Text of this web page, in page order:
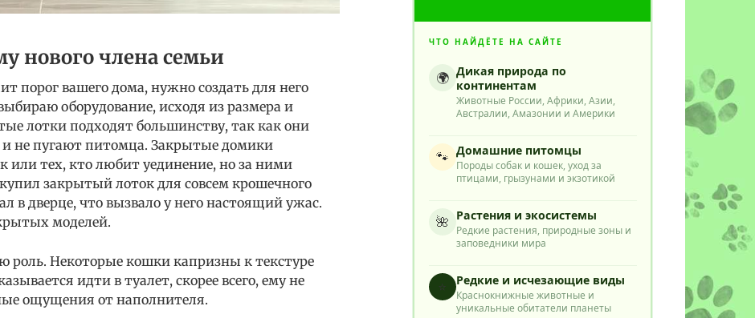
нового члена семьи
порог вашего дома, нужно создать для него
оборудование, исходя из размера и
лотки подходят большинству, так как они
не пугают питомца. Закрытые домики
или тех, кто любит уединение, но за ними
закрытый лоток для совсем крошечного
в дверце, что вызвало у него настоящий ужас.
моделей.
роль. Некоторые кошки капризны к текстуре
идти в туалет, скорее всего, ему не
ощущения от наполнителя.
ЧТО НАЙДЁТЕ НА САЙТЕ
🌍 Дикая природа по
континентам
Животные России, Африки, Азии,
Австралии, Амазонии и Америки
🐾 Домашние питомцы
Породы собак и кошек, уход за
птицами, грызунами и экзотикой
🌺 Растения и экосистемы
Редкие растения, природные зоны и
заповедники мира
⭐ Редкие и исчезающие виды
Краснокнижные животные и
уникальные обитатели планеты